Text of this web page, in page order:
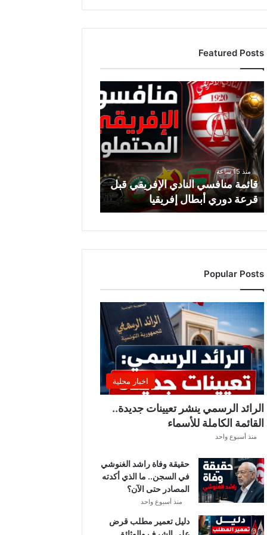
Featured Posts
ق
ا
ئ
م
ة
م
ن
ا
ف
س
ي
ن
د
ي
ا
ف
ر
ي
ق
ي
ب
ل
ع
ة
د
و
ر
ي
منذ 15 ساعة
قائمة منافسي النادي الإفريقي قبل
قرعة دوري أبطال إفريقيا
Popular Posts
اخبار محلية
الرائد الرسمي ينشر تعيينات جديدة..
القائمة الكاملة للأسماء
منذ أسبوع واحد
حقيقة وفاة راشد الغنوشي
في السجن.. ما الذي أكدته
المصادر حتى الآن؟
منذ أسبوع واحد
دليل تعمير مطلب قرض